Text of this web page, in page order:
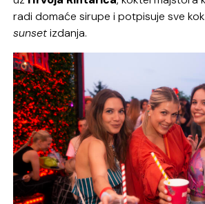
radi domaće sirupe i potpisuje sve
sunsetizdanja.